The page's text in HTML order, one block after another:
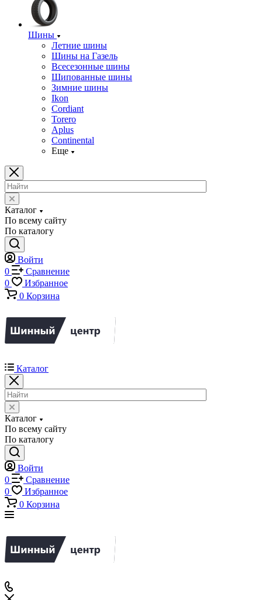
Шины
Летние шины
Шины на Газель
Всесезонные шины
Шипованные шины
Зимние шины
Ikon
Cordiant
Torero
Aplus
Continental
Еще
Каталог
По всему сайту
По каталогу
Войти
0
Сравнение
0
Избранное
0 Корзина
Каталог
Каталог
По всему сайту
По каталогу
Войти
0
Сравнение
0
Избранное
0 Корзина